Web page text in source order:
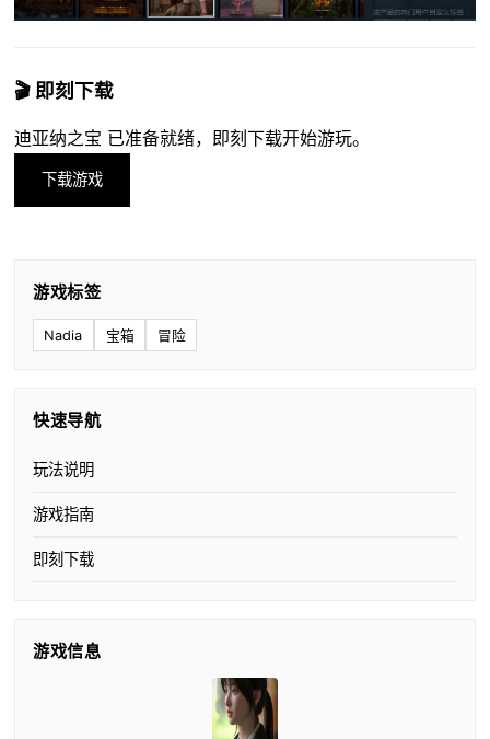
🎬 即刻下载
迪亚纳之宝 已准备就绪，即刻下载开始游玩。
下载游戏
游戏标签
Nadia 宝箱 冒险
快速导航
玩法说明
游戏指南
即刻下载
游戏信息